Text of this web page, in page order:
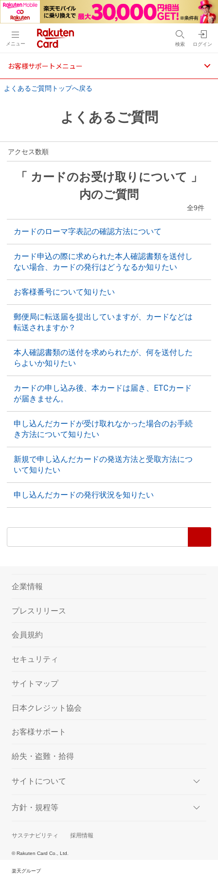
メニュー 検索 ログイン
お客様サポートメニュー
よくあるご質問トップへ戻る
よくあるご質問
アクセス数順
「 カードのお受け取りについて 」
内のご質問
全9件
カードのローマ字表記の確認方法について
カード申込の際に求められた本人確認書類を送付し
ない場合、カードの発行はどうなるか知りたい
お客様番号について知りたい
郵便局に転送届を提出していますが、カードなどは
転送されますか？
本人確認書類の送付を求められたが、何を送付した
らよいか知りたい
カードの申し込み後、本カードは届き、ETCカード
が届きません。
申し込んだカードが受け取れなかった場合のお手続
き方法について知りたい
新規で申し込んだカードの発送方法と受取方法につ
いて知りたい
申し込んだカードの発行状況を知りたい
企業情報
プレスリリース
会員規約
セキュリティ
サイトマップ
日本クレジット協会
お客様サポート
紛失・盗難・拾得
サイトについて
方針・規程等
サステナビリティ 採用情報
© Rakuten Card Co., Ltd.
楽天グループ